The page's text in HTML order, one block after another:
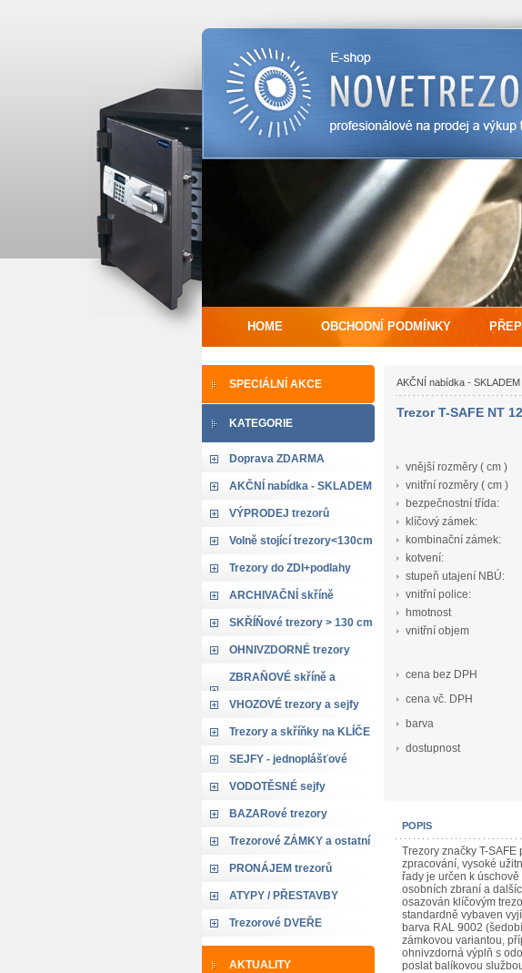
HOME OBCHODNÍ PODMÍNKY
SPECIÁLNÍ AKCE
KATEGORIE
Doprava ZDARMA
AKČNÍ nabídka - SKLADEM
VÝPRODEJ trezorů
Volně stojící trezory<130cm
Trezory do ZDI+podlahy
ARCHIVAČNÍ skříně
SKŘÍŇové trezory > 130 cm
OHNIVZDORNÉ trezory
ZBRAŇOVÉ skříně a
trezory
VHOZOVÉ trezory a sejfy
Trezory a skříňky na KLÍČE
SEJFY - jednoplášťové
VODOTĚSNÉ sejfy
BAZARové trezory
Trezorové ZÁMKY a ostatní
PRONÁJEM trezorů
ATYPY / PŘESTAVBY
Trezorové DVEŘE
AKTUALITY
AKČNÍ nabídka - SKLADEM
Trezor T-SAFE NT
vnější rozměry ( cm )
vnitřní rozměry ( cm )
bezpečnostní třída:
klíčový zámek:
kombinační zámek:
kotvení:
stupeň utajení NBÚ:
vnitřní police:
hmotnost
vnitřní objem
cena bez DPH
cena vč. DPH
barva
dostupnost
POPIS
Trezory značky T-
zpracování, vysoké
řady je určen k
osobních zbraní a
osazován klíčovým
standardně vybaven
barva RAL 9002
zámkovou variantou,
ohnivzdorná výplň s
poslat balíkovou